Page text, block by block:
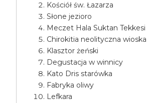
Kościół św. Łazarza
Słone jezioro
Meczet Hala Suktan Tekkesi
Chirokitia neolityczna wioska
Klasztor żeński
Degustacja w winnicy
Kato Dris starówka
Fabryka oliwy
Lefkara